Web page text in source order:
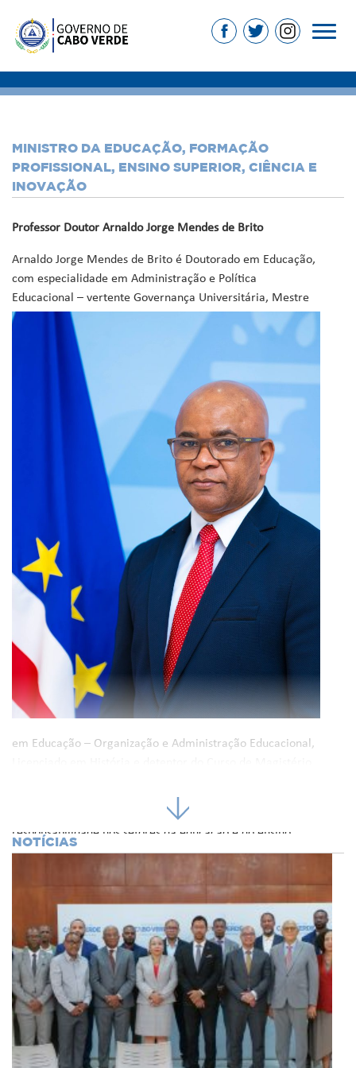
MINISTRO DA EDUCAÇÃO, FORMAÇÃO
PROFISSIONAL, ENSINO SUPERIOR, CIÊNCIA E
INOVAÇÃO
Professor Doutor Arnaldo Jorge Mendes de Brito
Arnaldo Jorge Mendes de Brito é Doutorado em Educação,
com especialidade em Administração e Política
Educacional – vertente Governança Universitária, Mestre
em Educação – Organização e Administração Educacional,
Ao longo da sua carreira, exerceu diversas funções de
responsabilidade nos setores da educação e do ensino
superior, destacando-se os cargos de Assessor do Ministro
do Ensino Superior, Diretor-Geral do Ensino Superior e
Ciência, Diretor do Centro de Emprego e Formação
Profissional de Assomada, Diretor do Liceu Amílcar Cabral,
Docente e Investigador da Universidade de Cabo Verde e
Vereador da Câmara Municipal de Santa Catarina.
Foi ainda Vice-Presidente da Direção da FORGES – Fórum
da Gestão do Ensino Superior nos Países e Regiões de
Língua Portuguesa, entre 2012 e 2022, e Presidente do
respetivo Conselho Fiscal.
NOTÍCIAS